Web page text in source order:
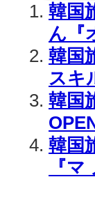
韓国
ん『
韓国
スキ
韓国
韓国
『